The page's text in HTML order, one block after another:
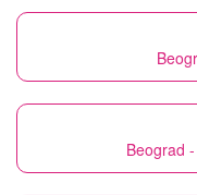
Beograd